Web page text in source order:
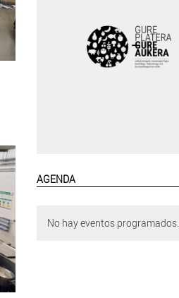
AGENDA
No hay eventos programados.